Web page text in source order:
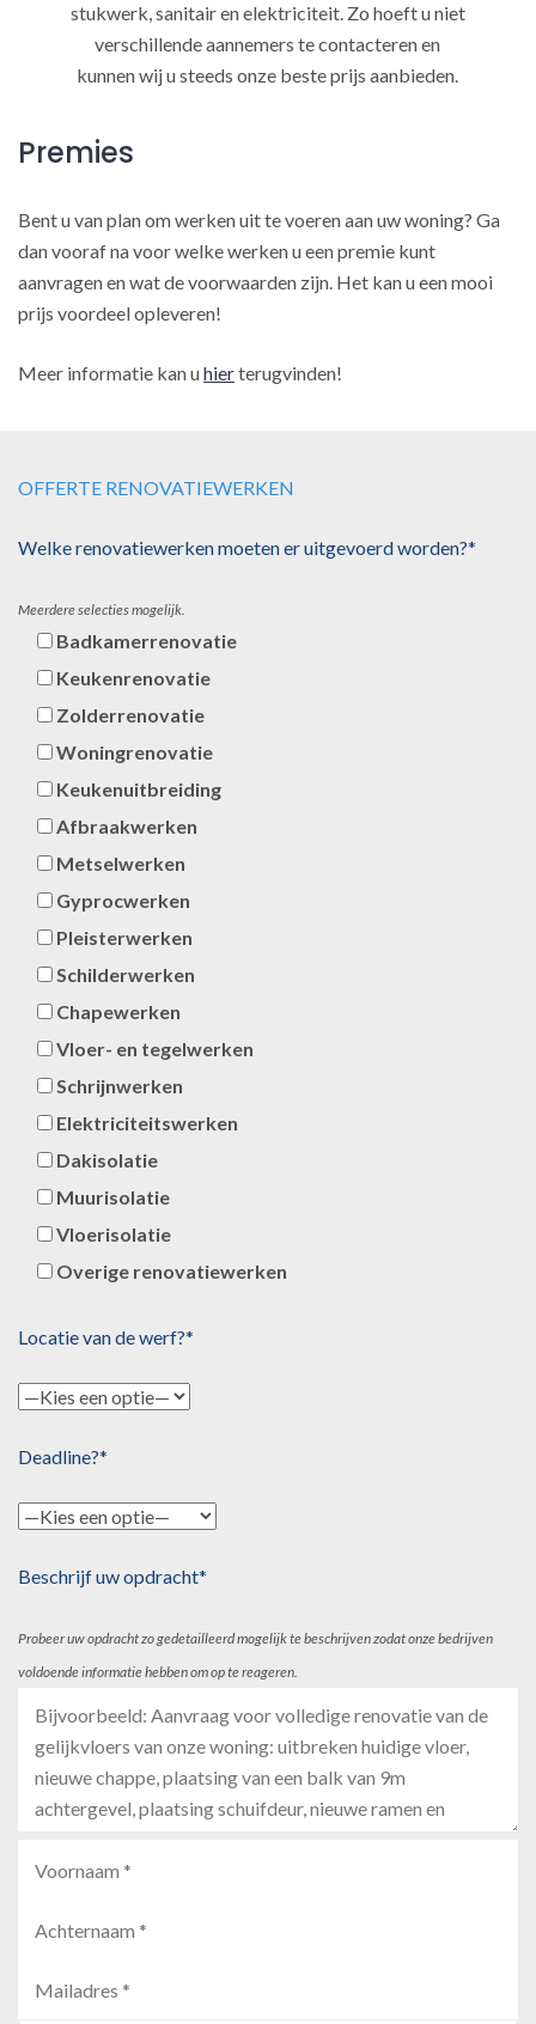
stukwerk, sanitair en elektriciteit. Zo hoeft u niet
verschillende aannemers te contacteren en
kunnen wij u steeds onze beste prijs aanbieden.
Premies
Bent u van plan om werken uit te voeren aan uw woning? Ga
dan vooraf na voor welke werken u een premie kunt
aanvragen en wat de voorwaarden zijn. Het kan u een mooi
prijs voordeel opleveren!
Meer informatie kan uhierterugvinden!
OFFERTE RENOVATIEWERKEN
Welke renovatiewerken moeten er uitgevoerd worden?*
Meerdere selecties mogelijk.
Badkamerrenovatie
Keukenrenovatie
Zolderrenovatie
Woningrenovatie
Keukenuitbreiding
Afbraakwerken
Metselwerken
Gyprocwerken
Pleisterwerken
Schilderwerken
Chapewerken
Vloer- en tegelwerken
Schrijnwerken
Elektriciteitswerken
Dakisolatie
Muurisolatie
Vloerisolatie
Overige renovatiewerken
Locatie van de werf?*
Deadline?*
Beschrijf uw opdracht*
Probeer uw opdracht zo gedetailleerd mogelijk te beschrijven zodat onze bedrijven
voldoende informatie hebben om op te reageren.